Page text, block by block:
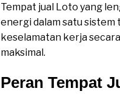
Tempat jual Loto yang
energi dalam satu
keselamatan kerja
maksimal.
Peran Tempat